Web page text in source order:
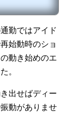
音になりました。ちなみに
ノイズの成分が変わった
勤ではアイド
始動時のショ
動き始めのエ
。
出せばディー
動がありませ